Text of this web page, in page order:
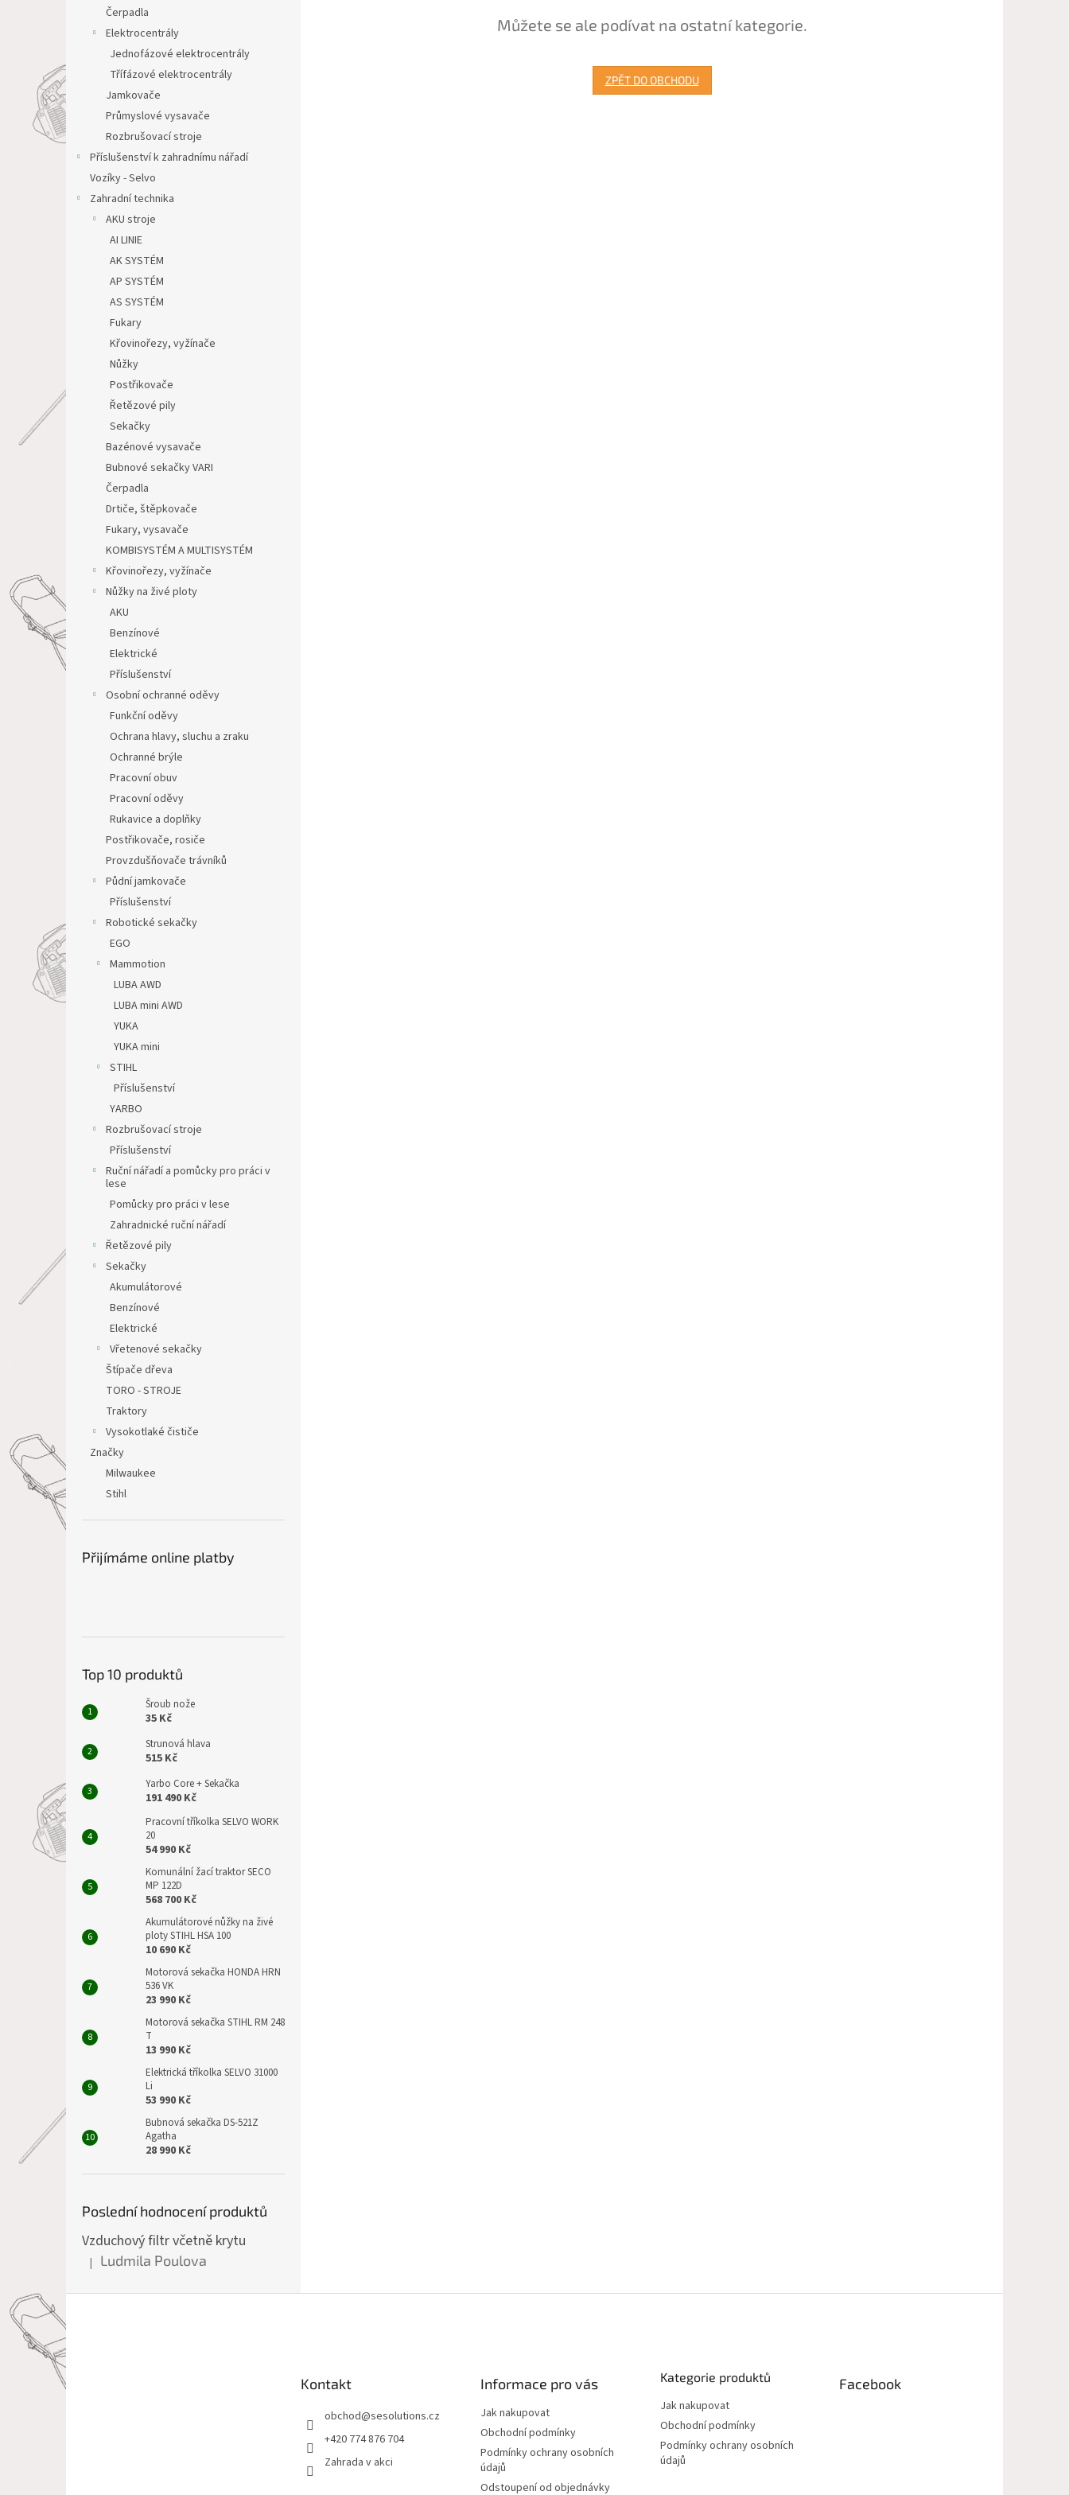
Čerpadla
Elektrocentrály
Jednofázové elektrocentrály
Třífázové elektrocentrály
Jamkovače
Průmyslové vysavače
Rozbrušovací stroje
Příslušenství k zahradnímu nářadí
Vozíky - Selvo
Zahradní technika
AKU stroje
AI LINIE
AK SYSTÉM
AP SYSTÉM
AS SYSTÉM
Fukary
Křovinořezy, vyžínače
Nůžky
Postřikovače
Řetězové pily
Sekačky
Bazénové vysavače
Bubnové sekačky VARI
Čerpadla
Drtiče, štěpkovače
Fukary, vysavače
KOMBISYSTÉM A MULTISYSTÉM
Křovinořezy, vyžínače
Nůžky na živé ploty
AKU
Benzínové
Elektrické
Příslušenství
Osobní ochranné oděvy
Funkční oděvy
Ochrana hlavy, sluchu a zraku
Ochranné brýle
Pracovní obuv
Pracovní oděvy
Rukavice a doplňky
Postřikovače, rosiče
Provzdušňovače trávníků
Půdní jamkovače
Příslušenství
Robotické sekačky
EGO
Mammotion
LUBA AWD
LUBA mini AWD
YUKA
YUKA mini
STIHL
Příslušenství
YARBO
Rozbrušovací stroje
Příslušenství
Ruční nářadí a pomůcky pro práci v
lese
Pomůcky pro práci v lese
Zahradnické ruční nářadí
Řetězové pily
Sekačky
Akumulátorové
Benzínové
Elektrické
Vřetenové sekačky
Štípače dřeva
TORO - STROJE
Traktory
Vysokotlaké čističe
Značky
Milwaukee
Stihl
Přijímáme online platby
Top 10 produktů
Šroub nože
35 Kč
Strunová hlava
515 Kč
Yarbo Core + Sekačka
191 490 Kč
Pracovní tříkolka SELVO WORK
20
54 990 Kč
Komunální žací traktor SECO
MP 122D
568 700 Kč
Akumulátorové nůžky na živé
ploty STIHL HSA 100
10 690 Kč
Motorová sekačka HONDA HRN
536 VK
23 990 Kč
Motorová sekačka STIHL RM 248
T
13 990 Kč
Elektrická tříkolka SELVO 31000
Li
53 990 Kč
Bubnová sekačka DS-521Z
Agatha
28 990 Kč
Poslední hodnocení produktů
Vzduchový filtr včetně krytu
Hodnocení produktu je 5 z 5 hvězdiček.
| Ludmila Poulova
Můžete se ale podívat na ostatní kategorie.
ZPĚT DO OBCHODU
Kontakt
obchod@sesolutions.cz
+420 774 876 704
Zahrada v akci
Informace pro vás
Jak nakupovat
Obchodní podmínky
Podmínky ochrany osobních
údajů
Odstoupení od objednávky
Kategorie produktů
Jak nakupovat
Obchodní podmínky
Podmínky ochrany osobních
údajů
Facebook